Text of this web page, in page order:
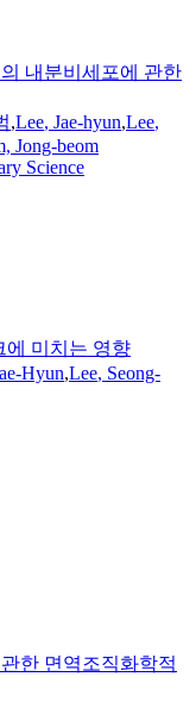
내분비세포에 관한
,Lee, Jae-hyun,Lee,
Jong-beom
Science
에 미치는 영향
Hyun,Lee, Seong-
한 면역조직화학적